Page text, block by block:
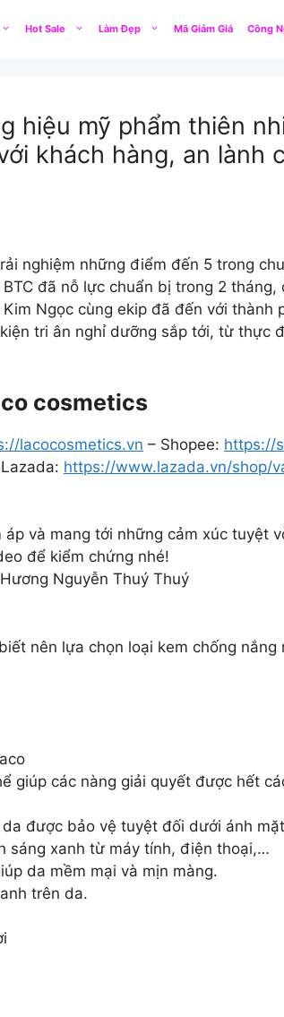
Hot Sale Làm Đẹp Mã Giảm Giá Công
hiệu mỹ phẩm thiên
khách hàng, an lành
nghiệm những điểm đến 5 trong
đã nỗ lực chuẩn bị trong 2
Ngọc cùng ekip đã đến với
tri ân nghỉ dưỡng sắp tới, từ thực
cosmetics
lacocosmetics.vn – Shopee: https://
https://www.lazada.vn/shop/
và mang tới những cảm xúc tuyệt
để kiểm chứng nhé!
Nguyễn Thuý Thuý
nên lựa chọn loại kem chống
giúp các nàng giải quyết được hết
da được bảo vệ tuyệt đối dưới ánh
sáng xanh từ máy tính, điện thoại,…
da mềm mại và mịn màng.
trên da.